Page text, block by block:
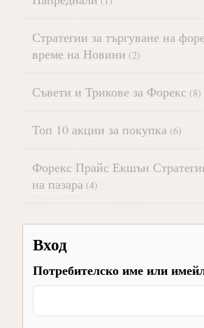
Стратегии за търгуване на
време на Новини (2)
Съвети и Трикове за Форекс (8)
Топ 10 акции за покупка (6)
Форекс Прайс Екшън
на пазара (4)
Вход
Потребителско име или